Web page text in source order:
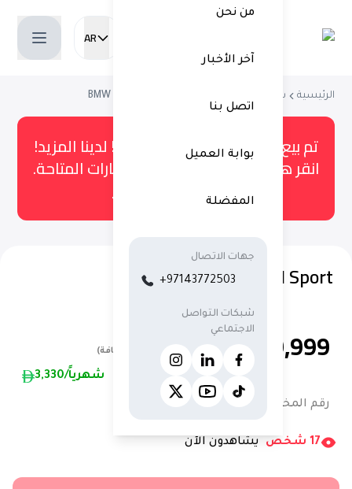
AR
Current language:
من نحن
آخر الأخبار
اتصل بنا
بوابة العميل
المفضلة
جهات الاتصال
+97143772503
شبكات التواصل
الاجتماعي
الرئيسية شراء سيارة مستعملة BMW 3-Series 2023
تم بيع هذه السيارة. لكن لا تقلق! لدينا المزيد!
انقر هنا للاطلاع على كتالوج السيارات المتاحة.
عرض جميع السيارات
BMW 330i M Sport
169,999 (شامل ضريبة القيمة المضافة)
3,330 /شهرياً
رقم المخزون:
17 شخص يشاهدون الآن